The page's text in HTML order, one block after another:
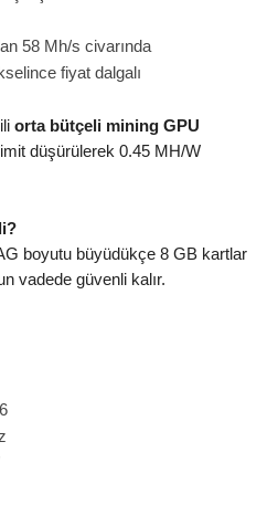
58 Mh/s civarında
fiyat dalgalı
orta bütçeli mining GPU
düşürülerek 0.45 MH/W
boyutu büyüdükçe 8 GB kartlar
vadede güvenli kalır.